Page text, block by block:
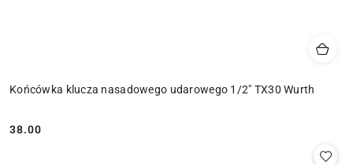
Końcówka klucza nasadowego udarowego 1/2" TX30 Wurth
Cena:
38.00